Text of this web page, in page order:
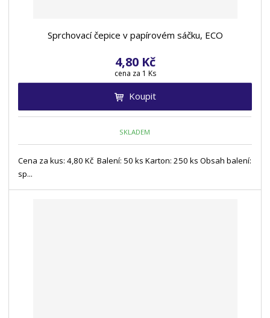
Sprchovací čepice v papírovém sáčku, ECO
4,80 Kč
cena za 1 Ks
Koupit
SKLADEM
Cena za kus: 4,80 Kč Balení: 50 ks Karton: 250 ks Obsah balení:
sp...